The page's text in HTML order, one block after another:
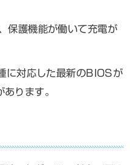
保護機能が働いて充電が
に対応した最新のBIOSが
ります。